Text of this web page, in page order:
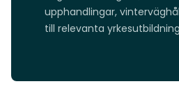
upphandlingar,
till relevanta